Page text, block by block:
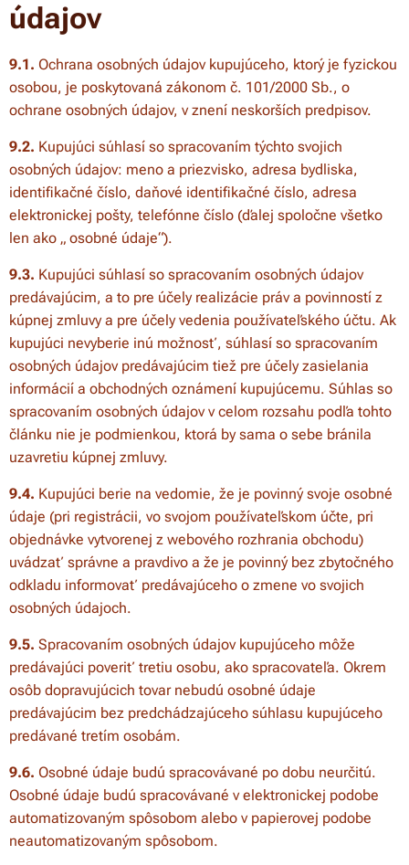
údajov
9.1. Ochrana osobných údajov kupujúceho, ktorý je fyzickou
osobou, je poskytovaná zákonom č. 101/2000 Sb., o
ochrane osobných údajov, v znení neskorších predpisov.
9.2. Kupujúci súhlasí so spracovaním týchto svojich
osobných údajov: meno a priezvisko, adresa bydliska,
identifikačné číslo, daňové identifikačné číslo, adresa
elektronickej pošty, telefónne číslo (ďalej spoločne všetko
len ako „ osobné údaje“).
9.3. Kupujúci súhlasí so spracovaním osobných údajov
predávajúcim, a to pre účely realizácie práv a povinností z
kúpnej zmluvy a pre účely vedenia používateľského účtu. Ak
kupujúci nevyberie inú možnosť, súhlasí so spracovaním
osobných údajov predávajúcim tiež pre účely zasielania
informácií a obchodných oznámení kupujúcemu. Súhlas so
spracovaním osobných údajov v celom rozsahu podľa tohto
článku nie je podmienkou, ktorá by sama o sebe bránila
uzavretiu kúpnej zmluvy.
9.4. Kupujúci berie na vedomie, že je povinný svoje osobné
údaje (pri registrácii, vo svojom používateľskom účte, pri
objednávke vytvorenej z webového rozhrania obchodu)
uvádzať správne a pravdivo a že je povinný bez zbytočného
odkladu informovať predávajúceho o zmene vo svojich
osobných údajoch.
9.5. Spracovaním osobných údajov kupujúceho môže
predávajúci poveriť tretiu osobu, ako spracovateľa. Okrem
osôb dopravujúcich tovar nebudú osobné údaje
predávajúcim bez predchádzajúceho súhlasu kupujúceho
predávané tretím osobám.
9.6. Osobné údaje budú spracovávané po dobu neurčitú.
Osobné údaje budú spracovávané v elektronickej podobe
automatizovaným spôsobom alebo v papierovej podobe
neautomatizovaným spôsobom.